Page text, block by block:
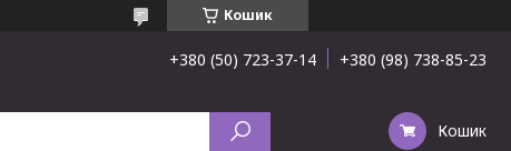
Кошик
+380 (50) 723-37-14 +380 (98) 738-85-23
Кошик